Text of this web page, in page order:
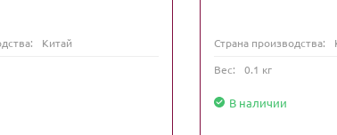
Китай
Страна производства:
Вес:
0.1 кг
В наличии